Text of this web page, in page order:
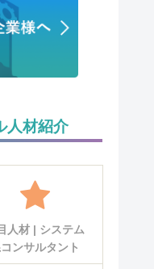
人材紹介
人材 | システム
ンサルタント